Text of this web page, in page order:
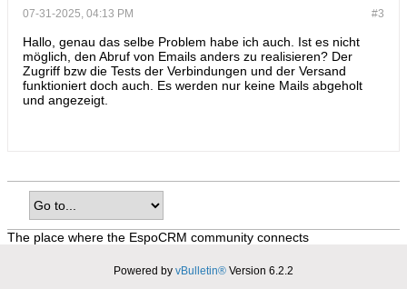
#3
07-31-2025, 04:13 PM
Hallo, genau das selbe Problem habe ich auch. Ist es nicht
möglich, den Abruf von Emails anders zu realisieren? Der
Zugriff bzw die Tests der Verbindungen und der Versand
funktioniert doch auch. Es werden nur keine Mails abgeholt
und angezeigt.
The place where the EspoCRM community connects
Powered by vBulletin® Version 6.2.2